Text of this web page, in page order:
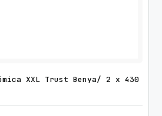
XXL Trust Benya/ 2 x 430